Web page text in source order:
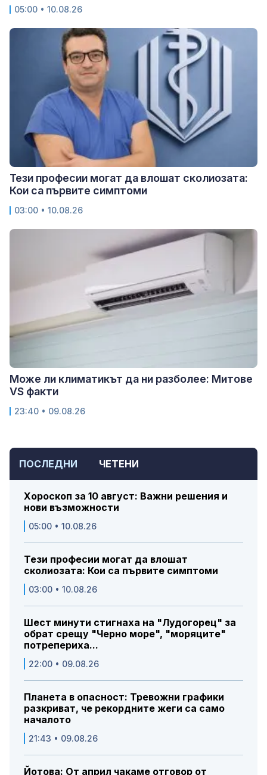
ПОСЛЕДНИ ЧЕТЕНИ
Хороскоп за 10 август: Важни решения и
нови възможности
05:00 • 10.08.26
Тези професии могат да влошат
сколиозата: Кои са първите симптоми
03:00 • 10.08.26
Шест минути стигнаха на "Лудогорец" за
обрат срещу "Черно море", "моряците"
потрепериха...
22:00 • 09.08.26
Планета в опасност: Тревожни графики
разкриват, че рекордните жеги са само
началото
21:43 • 09.08.26
Йотова: От април чакаме отговор от
05:00 • 10.08.26
Тези професии могат да влошат сколиозата:
Кои са първите симптоми
03:00 • 10.08.26
Може ли климатикът да ни разболее: Митове
VS факти
23:40 • 09.08.26